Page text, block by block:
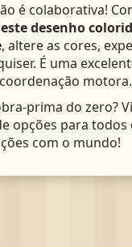
é colaborativa!
desenho
, altere as cores,
É uma
motora.
prima do zero?
opções para
com o mundo!